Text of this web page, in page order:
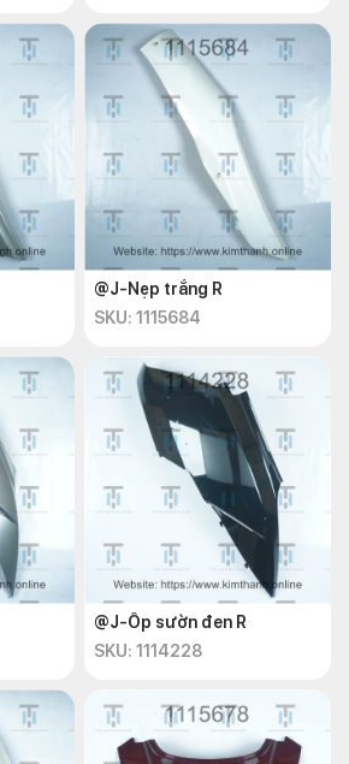
@J-Nẹp trắng R
SKU: 1115684
@J-Ốp sườn đen R
SKU: 1114228